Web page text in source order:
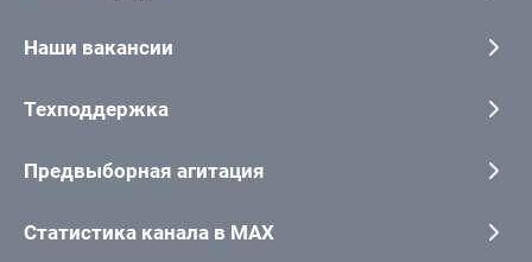
Наши вакансии
Техподдержка
Предвыборная агитация
Статистика канала в MAX